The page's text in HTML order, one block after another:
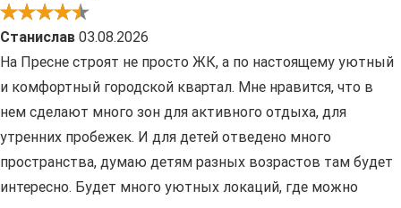
Станислав 03.08.2026
На Пресне строят не просто ЖК, а по настоящему уютный
и комфортный городской квартал. Мне нравится, что в
нем сделают много зон для активного отдыха, для
утренних пробежек. И для детей отведено много
пространства, думаю детям разных возрастов там будет
интересно. Будет много уютных локаций, где можно